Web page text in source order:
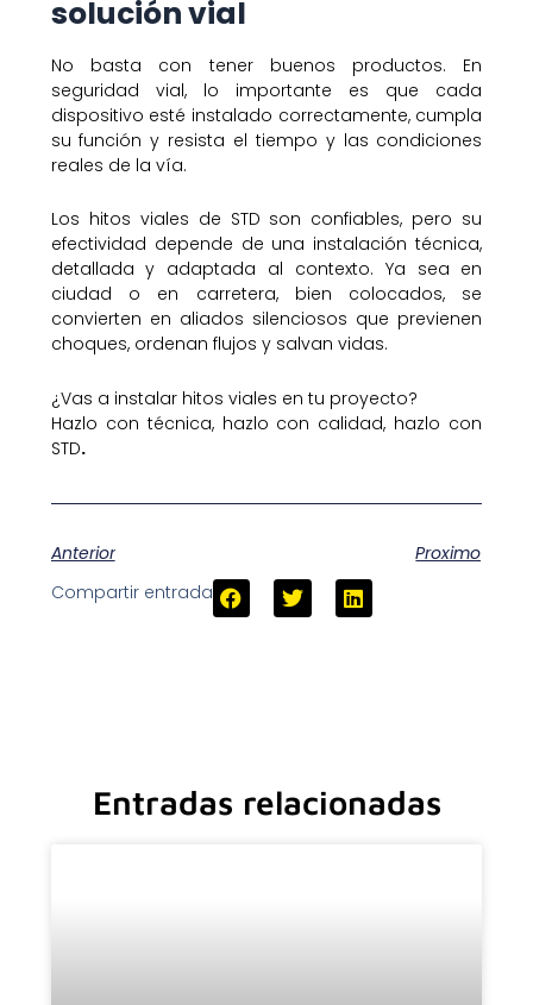
solución vial
No basta con tener buenos productos. En
seguridad vial, lo importante es que cada
dispositivo esté instalado correctamente, cumpla
su función y resista el tiempo y las condiciones
reales de la vía.
Los hitos viales de STD son confiables, pero su
efectividad depende de una instalación técnica,
detallada y adaptada al contexto. Ya sea en
ciudad o en carretera, bien colocados, se
convierten en aliados silenciosos que previenen
choques, ordenan flujos y salvan vidas.
¿Vas a instalar hitos viales en tu proyecto?
Hazlo con técnica, hazlo con calidad, hazlo con
STD.
Anterior
Proximo
Compartir entrada
Entradas relacionadas